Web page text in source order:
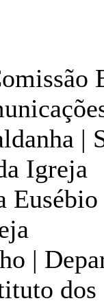
|
Igreja
|
dos